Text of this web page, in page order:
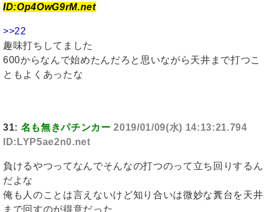
ID:Op4OwG9rM.net
>>22
趣味打ちしてました
600からなんで始めたんだろと思いながら天井まで打つこ
ともよくあったな
31: 名も無きパチンカー 2019/01/09(水) 14:13:21.794
ID:LYP5ae2n0.net
負けるやつってなんでそんなの打つのって立ち回りするん
だよな
俺も人のことは言えないけど知り合いは微妙な糞台を天井
まで回すのが得意だった